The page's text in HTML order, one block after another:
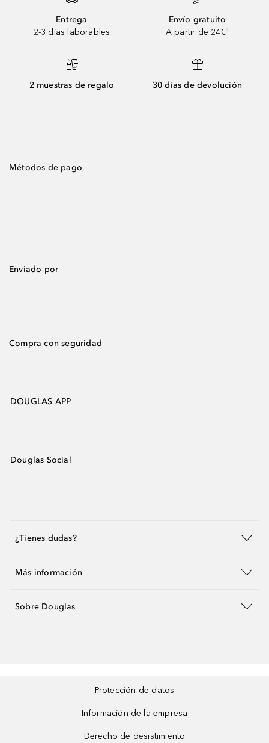
Entrega
2-3 días laborables
Envío gratuito
A partir de 24€³
2 muestras de regalo 30 días de devolución
Métodos de pago
Enviado por
Compra con seguridad
DOUGLAS APP
Douglas Social
¿Tienes dudas?
Más información
Sobre Douglas
Protección de datos
Información de la empresa
Derecho de desistimiento